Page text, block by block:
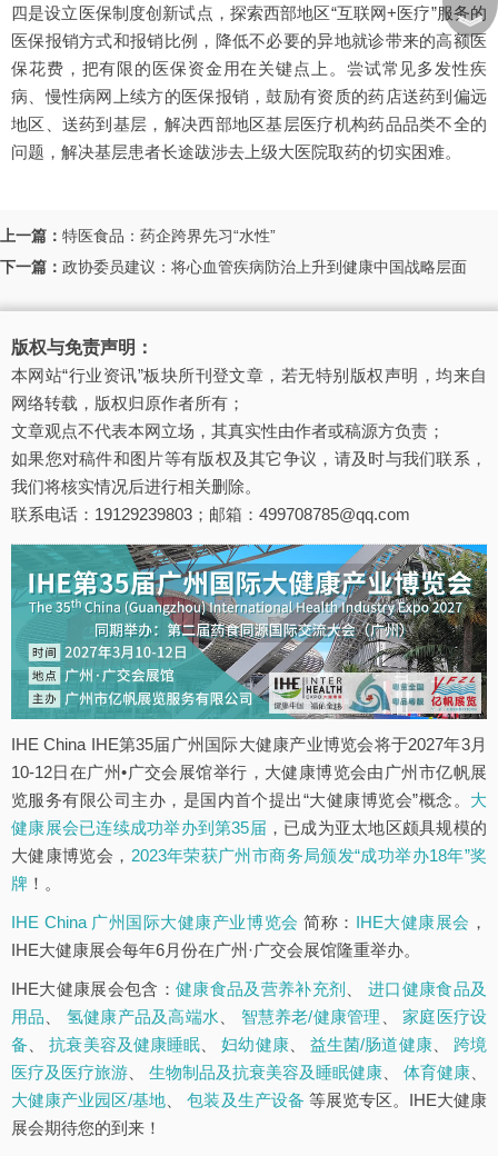
四是设立医保制度创新试点，探索西部地区“互联网+医疗”服务的
医保报销方式和报销比例，降低不必要的异地就诊带来的高额医
保花费，把有限的医保资金用在关键点上。尝试常见多发性疾
病、慢性病网上续方的医保报销，鼓励有资质的药店送药到偏远
地区、送药到基层，解决西部地区基层医疗机构药品品类不全的
问题，解决基层患者长途跋涉去上级大医院取药的切实困难。
上一篇： 特医食品：药企跨界先习“水性”
下一篇： 政协委员建议：将心血管疾病防治上升到健康中国战略层面
版权与免责声明：
本网站“行业资讯”板块所刊登文章，若无特别版权声明，均来自
网络转载，版权归原作者所有；
文章观点不代表本网立场，其真实性由作者或稿源方负责；
如果您对稿件和图片等有版权及其它争议，请及时与我们联系，
我们将核实情况后进行相关删除。
联系电话：19129239803；邮箱：499708785@qq.com
IHE China IHE第35届广州国际大健康产业博览会将于2027年3月
10-12日在广州•广交会展馆举行，大健康博览会由广州市亿帆展
览服务有限公司主办，是国内首个提出“大健康博览会”概念。 大
健康展会已连续成功举办到第35届 ，已成为亚太地区颇具规模的
大健康博览会， 2023年荣获广州市商务局颁发“成功举办18年”奖
牌 ！。
IHE China 广州国际大健康产业博览会 简称： IHE大健康展会 ，
IHE大健康展会每年6月份在广州·广交会展馆隆重举办。
IHE大健康展会包含： 健康食品及营养补充剂 、进口健康食品及
用品
氢健康产品及高端水 智慧养老/健康管理 、家庭医疗设
备 、抗衰美容及健康睡眠 、妇幼健康、 益生菌/肠道健康、 跨境
医疗及医疗旅游
生物制品及抗衰美容及睡眠健康 体育健康
大健康产业园区/基地 、包装及生产设备 等展览专区。IHE大健康
展会期待您的到来！
︾